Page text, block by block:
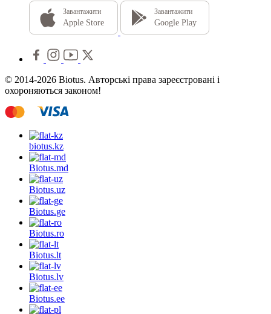
Завантажити
Apple Store
Завантажити
Google Play
© 2014-2026 Biotus. Авторські права зареєстровані і
охороняються законом!
biotus.kz
Biotus.md
Biotus.uz
Biotus.ge
Biotus.ro
Biotus.lt
Biotus.lv
Biotus.ee